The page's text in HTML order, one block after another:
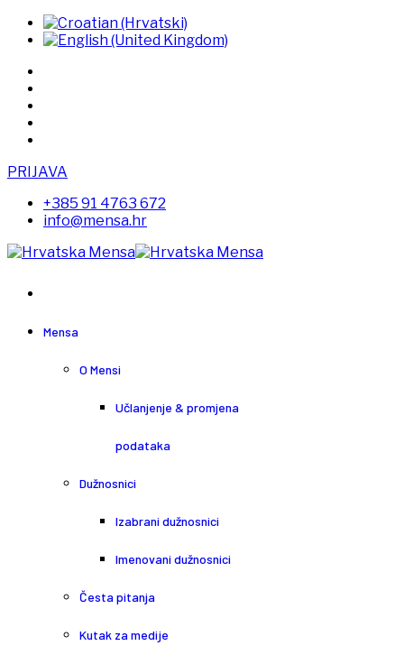
PRIJAVA
+385 91 4763 672
info@mensa.hr
Mensa
O Mensi
Učlanjenje & promjena
podataka
Dužnosnici
Izabrani dužnosnici
Imenovani dužnosnici
Česta pitanja
Kutak za medije